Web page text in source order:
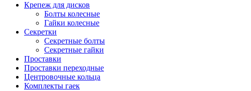
Крепеж для дисков
Болты колесные
Гайки колесные
Секретки
Секретные болты
Секретные гайки
Проставки
Проставки переходные
Центровочные кольца
Комплекты гаек